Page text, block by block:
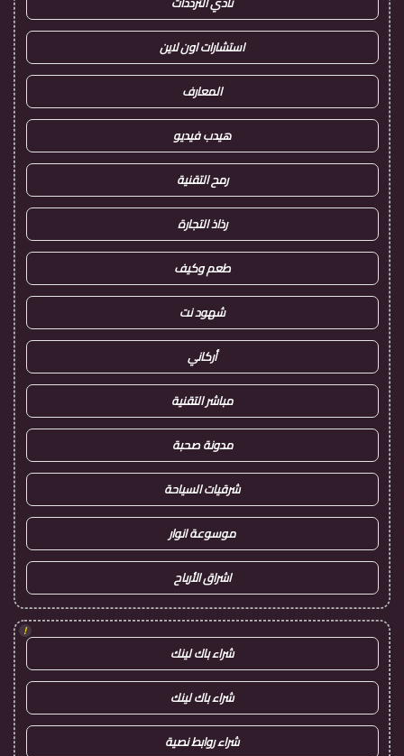
استشارات اون لاين
المعارف
هيدب فيديو
رمح التقنية
رذاذ التجارة
طعم وكيف
شهود نت
أركاني
مباشر التقنية
مدونة صحبة
شرقيات السياحة
موسوعة انوار
اشراق الأرباح
!
شراء باك لينك
شراء باك لينك
شراء روابط نصية